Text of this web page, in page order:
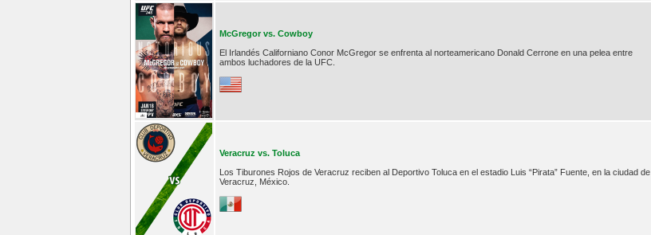
McGregor vs. Cowboy
El Irlandés Californiano Conor McGregor se enfrenta al norteamericano Donald Cerrone en una pelea entre
ambos luchadores de la UFC.
Veracruz vs. Toluca
Los Tiburones Rojos de Veracruz reciben al Deportivo Toluca en el estadio Luis “Pirata” Fuente, en la ciudad de
Veracruz, México.